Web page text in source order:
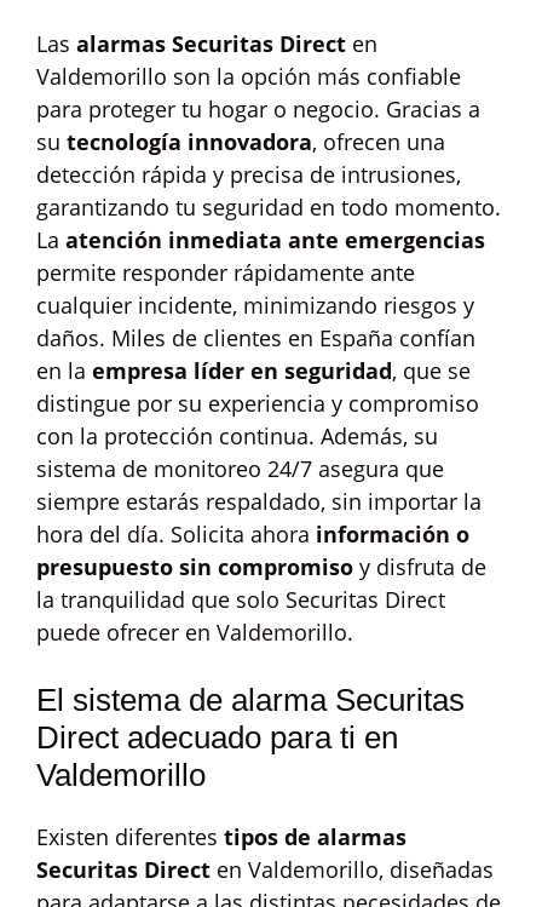
Las alarmas Securitas Direct en
Valdemorillo son la opción más confiable
para proteger tu hogar o negocio. Gracias a
su tecnología innovadora, ofrecen una
detección rápida y precisa de intrusiones,
garantizando tu seguridad en todo momento.
La atención inmediata ante emergencias
permite responder rápidamente ante
cualquier incidente, minimizando riesgos y
daños. Miles de clientes en España confían
en la empresa líder en seguridad, que se
distingue por su experiencia y compromiso
con la protección continua. Además, su
sistema de monitoreo 24/7 asegura que
siempre estarás respaldado, sin importar la
hora del día. Solicita ahora información o
presupuesto sin compromiso y disfruta de
la tranquilidad que solo Securitas Direct
puede ofrecer en Valdemorillo.
El sistema de alarma Securitas
Direct adecuado para ti en
Valdemorillo
Existen diferentes tipos de alarmas
Securitas Direct en Valdemorillo, diseñadas